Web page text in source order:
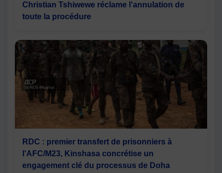
Christian Tshiwewe réclame l'annulation de
toute la procédure
RDC : premier transfert de prisonniers à
l'AFC/M23, Kinshasa concrétise un
engagement clé du processus de Doha